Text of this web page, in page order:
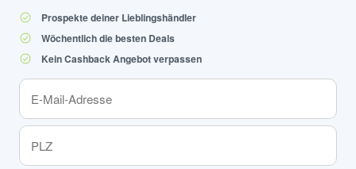
Prospekte deiner Lieblingshändler
Wöchentlich die besten Deals
Kein Cashback Angebot verpassen